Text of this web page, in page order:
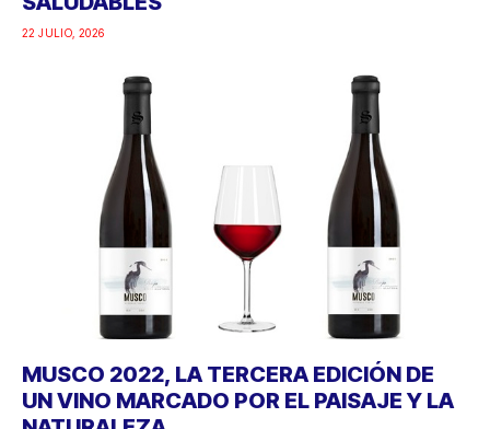
22 JULIO, 2026
MUSCO 2022, LA TERCERA EDICIÓN DE
UN VINO MARCADO POR EL PAISAJE Y LA